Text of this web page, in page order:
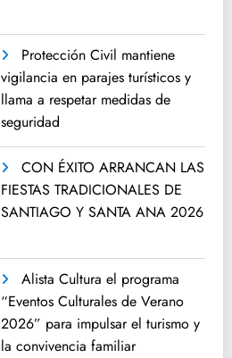
Protección Civil mantiene
vigilancia en parajes turísticos y
llama a respetar medidas de
seguridad
CON ÉXITO ARRANCAN LAS
FIESTAS TRADICIONALES DE
SANTIAGO Y SANTA ANA 2026
Alista Cultura el programa
“Eventos Culturales de Verano
2026” para impulsar el turismo y
la convivencia familiar